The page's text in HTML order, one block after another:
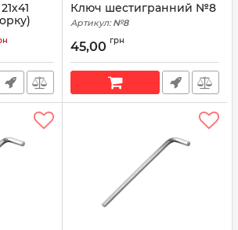
Ключ шестигранний №8
Артикул: №8
45,00 грн